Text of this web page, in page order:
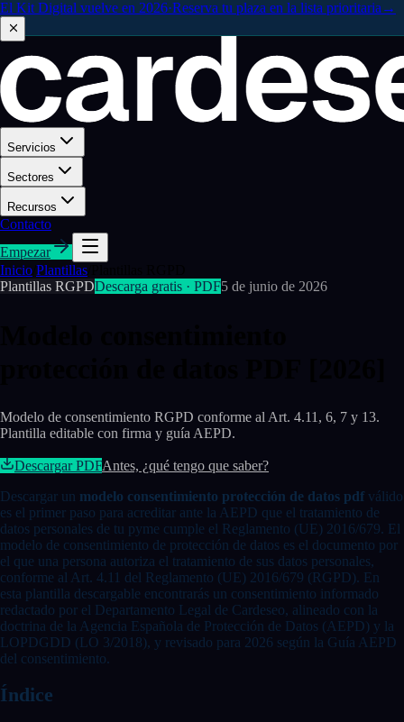
El Kit Digital vuelve en 2026·Reserva tu plaza en la lista prioritaria →
Servicios
Sectores
Recursos
Contacto
Empezar
Inicio Plantillas
Plantillas RGPDDescarga gratis · PDF5 de junio de 2026
Modelo de consentimiento RGPD conforme al Art. 4.11, 6, 7 y 13.
Plantilla editable con firma y guía AEPD.
DescargarPDFAntes, ¿qué tengo que saber?
Descargar un modelo consentimiento protección de datos pdf válido
es el primer paso para acreditar ante la AEPD que el tratamiento de
datos personales de tu pyme cumple el Reglamento (UE) 2016/679. El
modelo de consentimiento de protección de datos es el documento por
el que una persona autoriza el tratamiento de sus datos personales,
conforme al Art. 4.11 del Reglamento (UE) 2016/679 (RGPD). En
esta plantilla descargable encontrarás un consentimiento informado
redactado por el Departamento Legal de Cardeseo, alineado con la
doctrina de la Agencia Española de Protección de Datos (AEPD) y la
LOPDGDD (LO 3/2018), y revisado para 2026 según la Guía AEPD
del consentimiento.
Índice